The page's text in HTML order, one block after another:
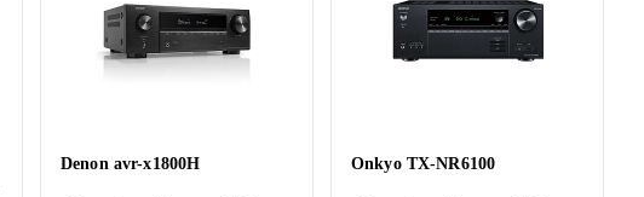
Denon avr-x1800H Onkyo TX-NR6100